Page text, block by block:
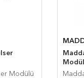
Modülü